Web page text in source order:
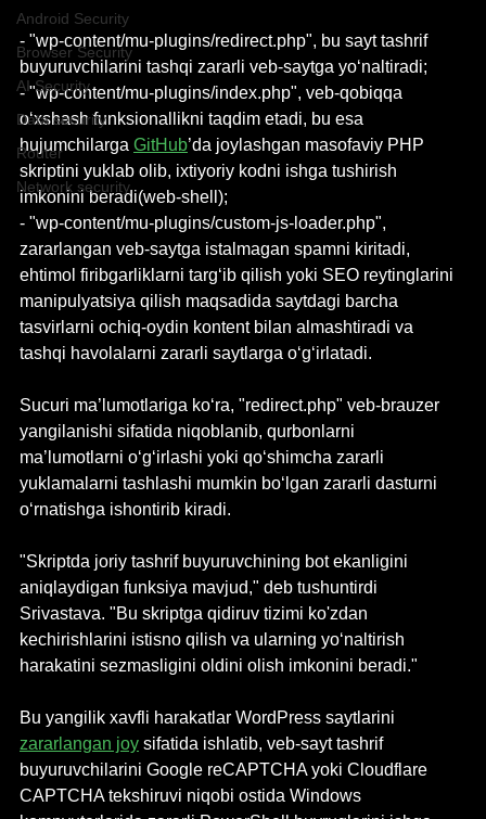
Android Security
Browser Security
AI Security
Data security
Router
Network security
- "wp-content/mu-plugins/redirect.php", bu sayt tashrif
buyuruvchilarini tashqi zararli veb-saytga yo‘naltiradi;
- "wp-content/mu-plugins/index.php", veb-qobiqqa
o‘xshash funksionallikni taqdim etadi, bu esa
hujumchilarga GitHub’da joylashgan masofaviy PHP
skriptini yuklab olib, ixtiyoriy kodni ishga tushirish
imkonini beradi(web-shell);
- "wp-content/mu-plugins/custom-js-loader.php",
zararlangan veb-saytga istalmagan spamni kiritadi,
ehtimol firibgarliklarni targ‘ib qilish yoki SEO reytinglarini
manipulyatsiya qilish maqsadida saytdagi barcha
tasvirlarni ochiq-oydin kontent bilan almashtiradi va
tashqi havolalarni zararli saytlarga o‘g‘irlatadi.
Sucuri ma’lumotlariga ko‘ra, "redirect.php" veb-brauzer
yangilanishi sifatida niqoblanib, qurbonlarni
ma’lumotlarni o‘g‘irlashi yoki qo‘shimcha zararli
yuklamalarni tashlashi mumkin bo‘lgan zararli dasturni
o‘rnatishga ishontirib kiradi.
"Skriptda joriy tashrif buyuruvchining bot ekanligini
aniqlaydigan funksiya mavjud," deb tushuntirdi
Srivastava. "Bu skriptga qidiruv tizimi ko'zdan
kechirishlarini istisno qilish va ularning yo‘naltirish
harakatini sezmasligini oldini olish imkonini beradi."
Bu yangilik xavfli harakatlar WordPress saytlarini
zararlangan joy sifatida ishlatib, veb-sayt tashrif
buyuruvchilarini Google reCAPTCHA yoki Cloudflare
CAPTCHA tekshiruvi niqobi ostida Windows